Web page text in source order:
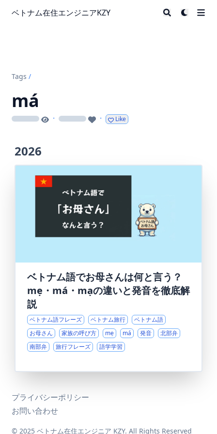
ベトナム在住エンジニアKZY
Tags /
má
loading · loading · Like
2026
ベトナム語でお母さんは何と言う？
mẹ・má・mạの違いと発音を徹底解
説
ベトナム語フレーズ ベトナム旅行
ベトナム語
お母さん
家族の呼び方 mẹ má 発音
北部弁
南部弁
旅行フレーズ 語学学習
プライバシーポリシー
お問い合わせ
© 2025 ベトナム在住エンジニア KZY. All Rights Reserved